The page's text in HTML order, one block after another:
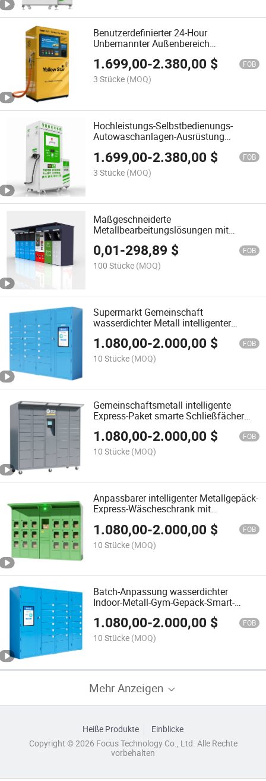
Benutzerdefinierter 24-Hour
Unbemannter Außenbereich
Autowaschanlage
1.699,00-2.380,00 $ FOB
3 Stücke (MOQ)
Hochleistungs-Selbstbedienungs-
Autowaschanlagen-Ausrüstung
1.699,00-2.380,00 $ FOB
3 Stücke (MOQ)
Maßgeschneiderte
Metallbearbeitungslösungen mit
fortschrittlicher Laserschneidtechnik
0,01-298,89 $ FOB
100 Stücke (MOQ)
Supermarkt Gemeinschaft
wasserdichter Metall intelligenter
Aufbewahrungsschrank Paketbox
1.080,00-2.000,00 $ FOB
10 Stücke (MOQ)
Gemeinschaftsmetall intelligente
Express-Paket smarte Schließfächer
Aufbewahrungsschrank smarte
Paketboxen
1.080,00-2.000,00 $ FOB
10 Stücke (MOQ)
Anpassbarer intelligenter Metallgepäck-
Express-Wäscheschrank mit
1.080,00-2.000,00 $ FOB
10 Stücke (MOQ)
Batch-Anpassung wasserdichter
Indoor-Metall-Gym-Gepäck-Smart-
Paket-Schließfach für Supermärkte
1.080,00-2.000,00 $ FOB
10 Stücke (MOQ)
Mehr Anzeigen
Heiße Produkte
Einblicke
Copyright © 2026 Focus Technology Co., Ltd. Alle Rechte
vorbehalten